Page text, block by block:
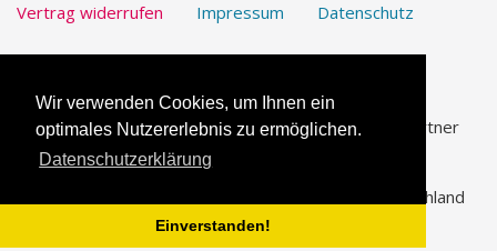
Wir verwenden Cookies, um Ihnen ein
optimales Nutzererlebnis zu ermöglichen.
Datenschutzerklärung
Einverstanden!
Vertrag widerrufen Impressum Datenschutz
UmfrageOnline.com ist unser vertrauenswürdiger Partner
für dieErstellung von Online-Umfragen
© 2026 Katholische Arbeitnehmer-Bewegung Deutschland